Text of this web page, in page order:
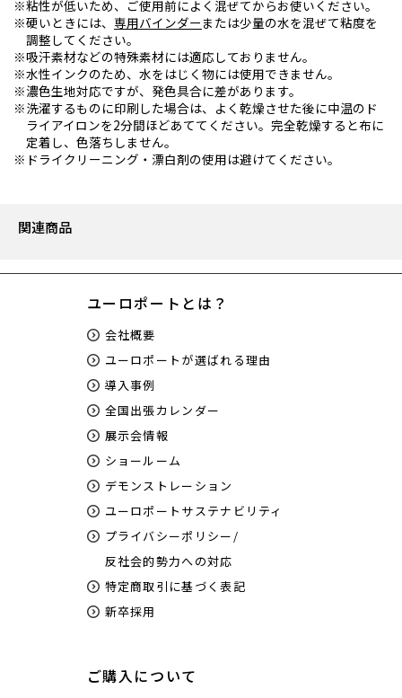
粘性が低いため、ご使用前によく混ぜてからお使いください。
硬いときには、 専用バインダーまたは少量の水を混ぜて粘度を
調整してください。
吸汗素材などの特殊素材には適応しておりません。
水性インクのため、水をはじく物には使用できません。
濃色生地対応ですが、発色具合に差があります。
洗濯するものに印刷した場合は、よく乾燥させた後に中温のド
ライアイロンを2分間ほどあててください。完全乾燥すると布に
定着し、色落ちしません。
ドライクリーニング・漂白剤の使用は避けてください。
関連商品
ユーロポートとは？
会社概要
ユーロポートが選ばれる理由
導入事例
全国出張カレンダー
展示会情報
ショールーム
デモンストレーション
ユーロポートサステナビリティ
プライバシーポリシー/
反社会的勢力への対応
特定商取引に基づく表記
新卒採用
ご購入について